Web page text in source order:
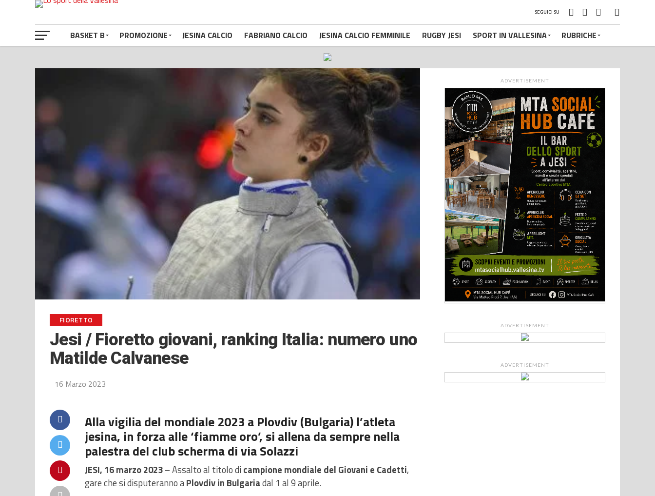
SEGUICI SU
BASKET B PROMOZIONE JESINA CALCIO FABRIANO CALCIO JESINA CALCIO FEMMINILE RUGBY JESI SPORT IN VALLESINA RUBRICHE
FIORETTO
Jesi / Fioretto giovani, ranking Italia: numero uno
Matilde Calvanese
16 Marzo 2023
Alla vigilia del mondiale 2023 a Plovdiv (Bulgaria) l’atleta
jesina, in forza alle ‘fiamme oro’, si allena da sempre nella
palestra del club scherma di via Solazzi
JESI, 16 marzo 2023– Assalto al titolo dicampione mondiale del Giovani e Cadetti,
gare che si disputeranno aPlovdiv in Bulgariadal 1 al 9 aprile.
ADVERTISEMENT
ADVERTISEMENT
ADVERTISEMENT